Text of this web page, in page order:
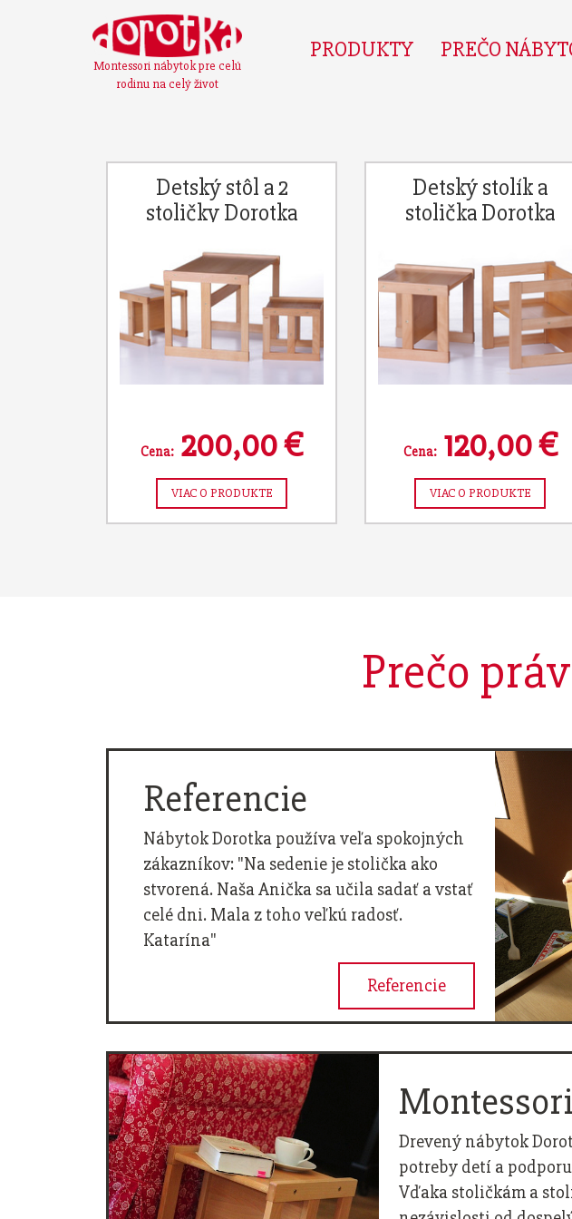
Montessori nábytok pre celú
rodinu na celý život
PRODUKTY PREČO
Detský stôl a 2
stoličky Dorotka
Cena: 200,00 €
VIAC O PRODUKTE
Detský stolík a
stolička Dorotka
Cena: 120,00 €
VIAC O PRODUKTE
Prečo
Referencie
Nábytok Dorotka používa veľa spokojných
zákazníkov: "Na sedenie je stolička ako
stvorená. Naša Anička sa učila sadať a vstať
celé dni. Mala z toho veľkú radosť.
Katarína"
Referencie
Drevený nábytok
potreby detí a
Vďaka stoličkám a